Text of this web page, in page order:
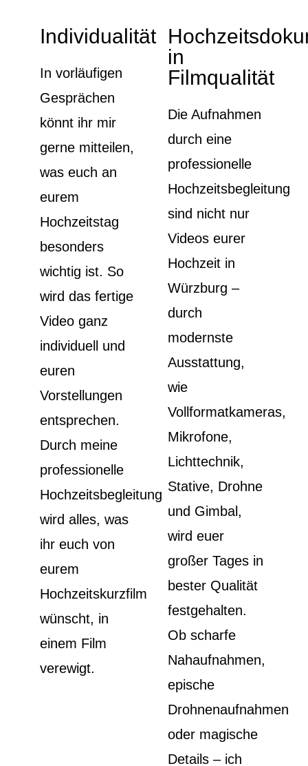
Individualität
In vorläufigen
Gesprächen
könnt ihr mir
gerne mitteilen,
was euch an
eurem
Hochzeitstag
besonders
wichtig ist. So
wird das fertige
Video ganz
individuell und
euren
Vorstellungen
entsprechen.
Durch meine
professionelle
Hochzeitsbegleitung
wird alles, was
ihr euch von
eurem
Hochzeitskurzfilm
wünscht, in
einem Film
verewigt.
in
Filmqualität
Die Aufnahmen
durch eine
professionelle
Hochzeitsbegleitung
sind nicht nur
Videos eurer
Hochzeit in
Würzburg –
durch
modernste
Ausstattung,
wie
Vollformatkameras,
Mikrofone,
Lichttechnik,
Stative, Drohne
und Gimbal,
wird euer
großer Tages in
bester Qualität
festgehalten.
Ob scharfe
Nahaufnahmen,
epische
Drohnenaufnahmen
oder magische
Details – ich